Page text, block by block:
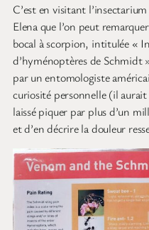
C’est en visitant
Elena que l’on peut
bocal à scorpion, intitulée «
d’hyménoptères de Schmidt
par un entomologiste
curiosité personnelle (il aurait
laissé piquer par plus d’un
et d’en décrire la douleur